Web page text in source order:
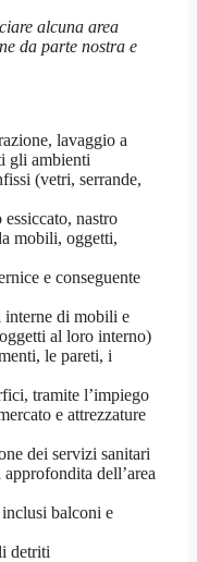
alcuna area
da parte nostra e
lavaggio a
gli ambienti
(vetri, serrande,
nastro
mobili, oggetti,
e conseguente
interne di mobili e
al loro interno)
le pareti, i
tramite l’impiego
e attrezzature
dei servizi sanitari
dell’area
balconi e
detriti